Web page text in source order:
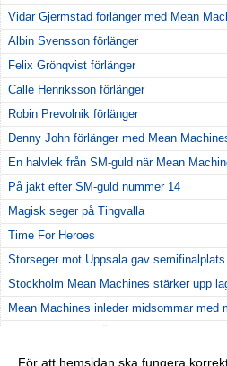
Vidar Gjermstad förlänger med Mean
Albin Svensson förlänger
Felix Grönqvist förlänger
Calle Henriksson förlänger
Robin Prevolnik förlänger
Denny John förlänger med Mean
En halvlek från SM-guld när Mean
På jakt efter SM-guld nummer 14
Magisk seger på Tingvalla
Time For Heroes
Storseger mot Uppsala gav semifinalplats
Stockholm Mean Machines stärker upp
Mean Machines inleder midsommar med
Första matchen av två på Behrn Arena
För att hemsidan ska fungera